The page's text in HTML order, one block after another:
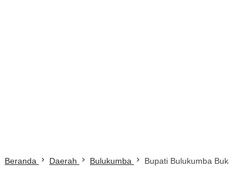
Beranda Daerah Bulukumba Bupati Bulukumba